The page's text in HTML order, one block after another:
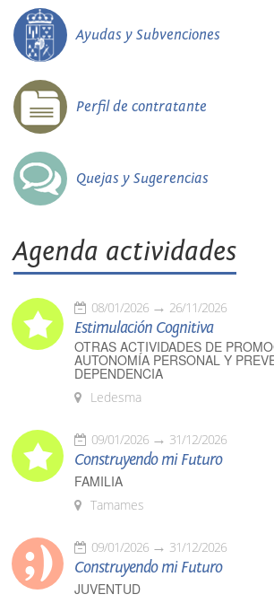
Ayudas y Subvenciones
Perfil de contratante
Quejas y Sugerencias
Agenda actividades
08/01/2026 26/11/2026
Estimulación Cognitiva
OTRAS ACTIVIDADES DE
AUTONOMÍA PERSONAL Y
DEPENDENCIA
Ledesma
09/01/2026 31/12/2026
Construyendo mi Futuro
FAMILIA
Tamames
09/01/2026 31/12/2026
Construyendo mi Futuro
JUVENTUD